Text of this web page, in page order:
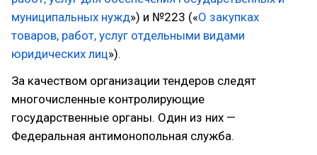
муниципальных нужд») и №223 («О закупках
товаров, работ, услуг отдельными видами
юридических лиц»).
За качеством организации тендеров следят
многочисленные контролирующие
государственные органы. Один из них —
Федеральная антимонопольная служба.